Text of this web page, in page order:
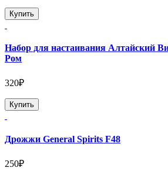
Купить
Набор для настаивания Алтайский
Ром
320₽
Купить
Дрожжи General Spirits F48
250₽